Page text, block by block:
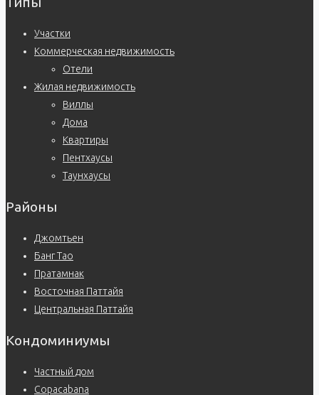
Участки
Коммерческая недвижимость
Отели
Жилая недвижимость
Виллы
Дома
Квартиры
Пентхаусы
Таунхаусы
Районы
Джомтьен
Банг Тао
Пратамнак
Восточная Паттайя
Центральная Паттайя
Кондоминиумы
Частный дом
Copacabana